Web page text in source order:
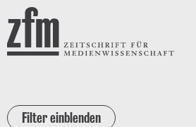
Direkt zum Inhalt
ZEITSCHRIFT FÜR
MEDIENWISSENSCHAFT
Filter einblenden